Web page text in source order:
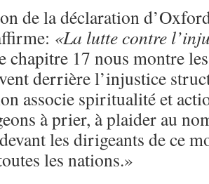
de la déclaration
«La lutte contre
chapitre 17 nous montre
derrière l’injustice
associe spiritualité et
à prier, à plaider au
les dirigeants de ce
les nations.»